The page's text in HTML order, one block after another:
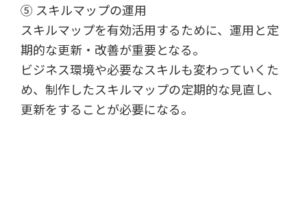
⑤ スキルマップの運用
スキルマップを有効活用するために、運用と定
期的な更新・改善が重要となる。
ビジネス環境や必要なスキルも変わっていくた
め、制作したスキルマップの定期的な見直し、
更新をすることが必要になる。